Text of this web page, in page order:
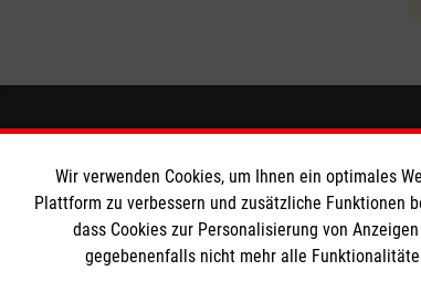
Informationen
Impressum
Datenschutz
Kontakt
Wir verwenden Cookies, um Ihnen ein optimales
Plattform zu verbessern und zusätzliche Funktionen
dass Cookies zur Personalisierung von
gegebenenfalls nicht mehr alle